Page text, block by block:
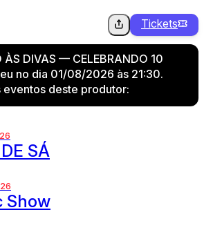
Tickets
ÀS DIVAS — CELEBRANDO 10
no dia 01/08/2026 às 21:30.
eventos deste produtor:
SÁ
Show